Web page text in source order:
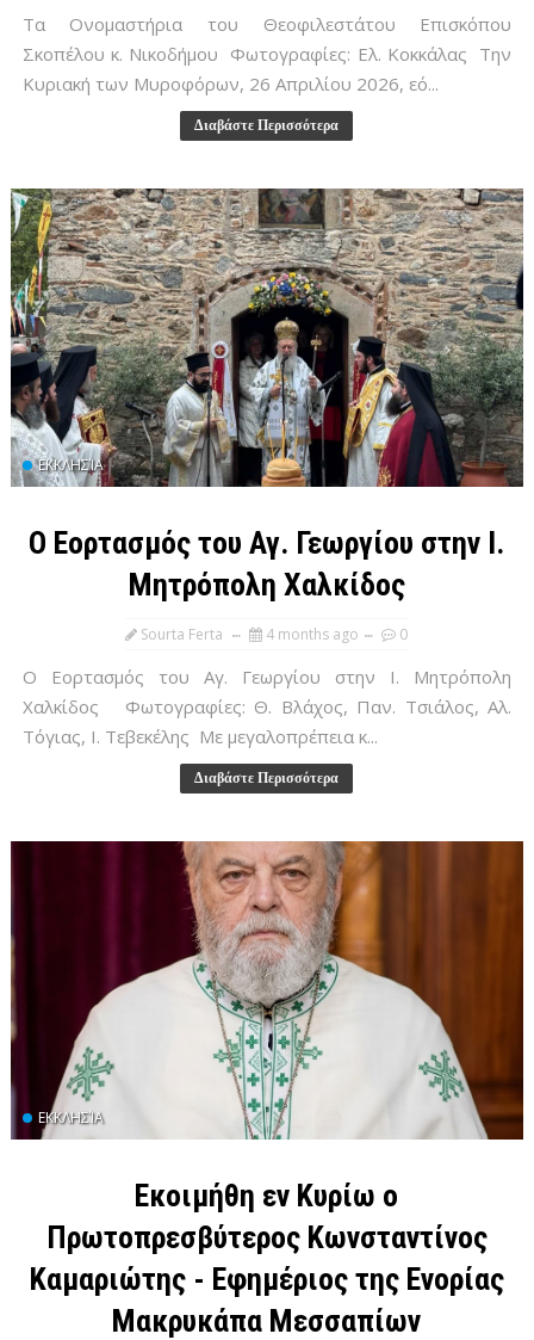
Τα Ονομαστήρια του Θεοφιλεστάτου Επισκόπου
Σκοπέλου κ. Νικοδήμου Φωτογραφίες: Ελ. Κοκκάλας Την
Κυριακή των Μυροφόρων, 26 Απριλίου 2026, εό...
Διαβάστε Περισσότερα
ΕΚΚΛΗΣΊΑ
Ο Εορτασμός του Αγ. Γεωργίου στην Ι.
Μητρόπολη Χαλκίδος
Sourta Ferta 4 months ago 0
Ο Εορτασμός του Αγ. Γεωργίου στην Ι. Μητρόπολη
Χαλκίδος Φωτογραφίες: Θ. Βλάχος, Παν. Τσιάλος, Αλ.
Τόγιας, Ι. Τεβεκέλης Με μεγαλοπρέπεια κ...
Διαβάστε Περισσότερα
ΕΚΚΛΗΣΊΑ
Εκοιμήθη εν Κυρίω ο
Πρωτοπρεσβύτερος Κωνσταντίνος
Καμαριώτης - Εφημέριος της Ενορίας
Μακρυκάπα Μεσσαπίων